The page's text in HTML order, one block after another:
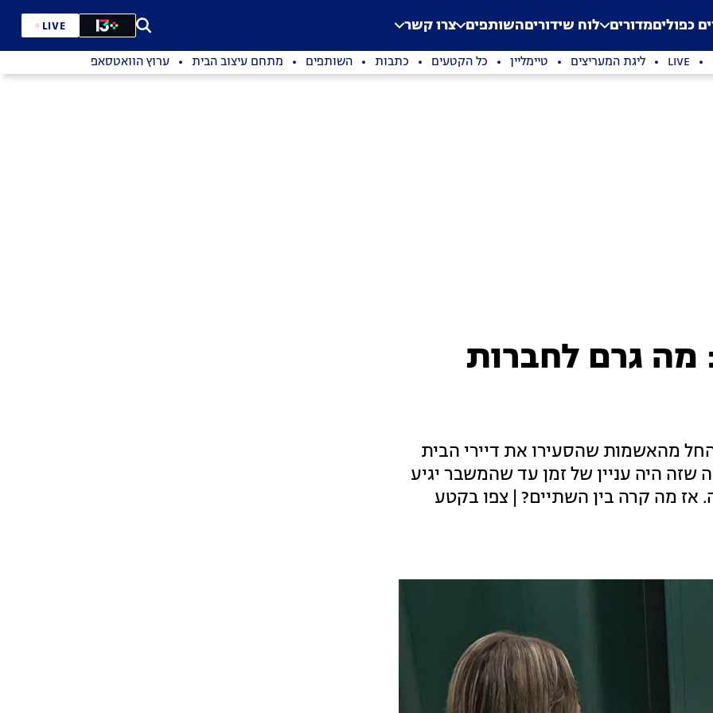
Application error: a
. כפוליםמדורים לוח שידוריםהשותפים צרו קשר LIVE
LIVE ליגת המעריצים טיימליין כל הקטעים כתבות השותפים מתחם עיצוב הבית ערוץ הוואטסאפ
גרם לחברות
מהאשמות שהסעירו את דיירי הבית
שזה היה עניין של זמן עד שהמשבר יגיע
מה קרה בין השתיים? | צפו בקטע